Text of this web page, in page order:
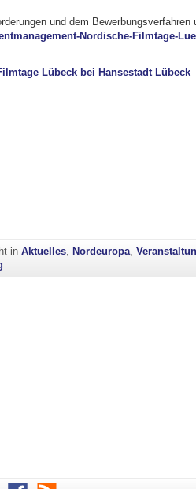
und dem Bewerbungsverfahren
Nordische-Filmtage-
Lübeck bei Hansestadt Lübeck
inAktuelles, Nordeuropa,